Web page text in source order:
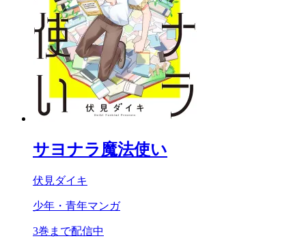
サヨナラ魔法使い
伏見ダイキ
少年・青年マンガ
3巻まで配信中